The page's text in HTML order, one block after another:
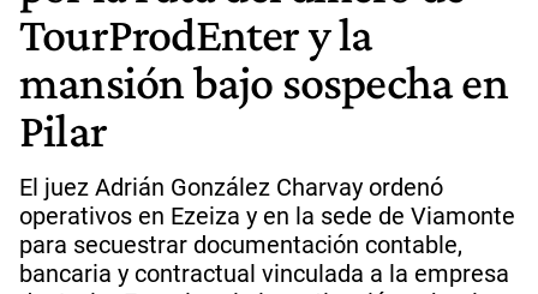
TourProdEnter y la
mansión bajo sospecha en
Pilar
El juez Adrián González Charvay ordenó
operativos en Ezeiza y en la sede de Viamonte
para secuestrar documentación contable,
bancaria y contractual vinculada a la empresa